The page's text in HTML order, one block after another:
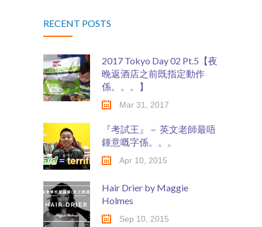
創意教育玩
先看！】
RECENT POSTS
2017 Tokyo Day 02 Pt.5【夜
晚返酒店之前既指定動作
係。。。】
Mar 31, 2017
『考試王』－ 英文老師最唔
鍾意嘅字係。。。
Apr 10, 2015
Hair Drier by Maggie
Holmes
Sep 10, 2015